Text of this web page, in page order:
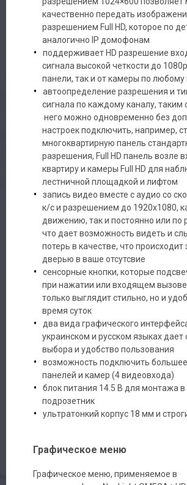
качественно передать
разрешением Full HD, которое по
аналогично IP домофонам
поддерживает HD разрешение
сигнала высокой четкости до
панели, так и от камеры по любому
автоопределение разрешения и
сигнала по каждому каналу, таким
него можно одновременно без
настроек подключить, например,
многоквартирную панель
разрешения, Full HD панель возле
квартиру и камеры Full HD для
лестничной площадкой и лифтом
запись видео вместе с аудио со
к/с и разрешением до 1920х1080,
движению, так и постоянно или по
что дает возможность видеть и
потерь в качестве, что происходит
дверью в ваше отсутсвие
сенсорные кнопки, которые
при нажатии или входящем
только выглядит стильно, но и
время суток
два вида графического
украинском и русском языках дает
выбора и удобство пользования
возможность подключить
панелей и камер (4 видеовхода)
блок питания 14.5 В для монтажа
подрозетник
ультратонкий корпус 18 мм и
Графическое меню
Графическое меню, применяемое в